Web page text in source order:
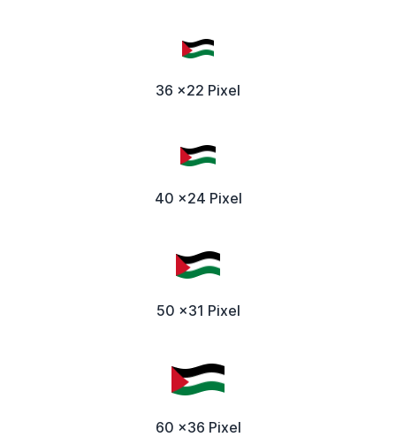
36 x22 Pixel
40 x24 Pixel
50 x31 Pixel
60 x36 Pixel